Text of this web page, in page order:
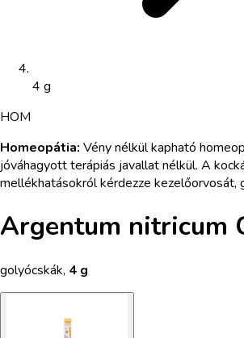
4 g
HOM
Homeopátia: Vény nélkül kapható
jóváhagyott terápiás javallat nélkül. A
mellékhatásokról kérdezze kezelőorvosát,
Argentum nitricum
golyócskák, 4 g